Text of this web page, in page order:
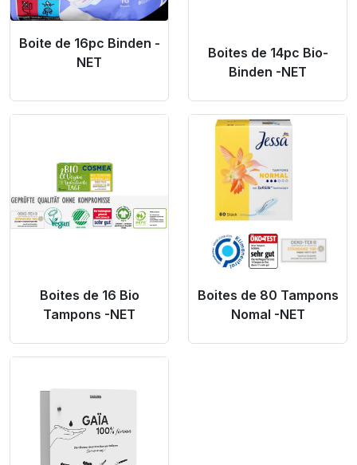
Boite de 16pc Binden -
NET
Boites de 14pc Bio-
Binden -NET
Boites de 16 Bio
Tampons -NET
Product Link
Boites de 80 Tampons
Nomal -NET